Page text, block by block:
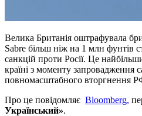
Велика Британія оштрафувала
Sabre більш ніж на 1 млн фунтів
санкцій проти Росії. Це
країні з моменту запровадження
повномасштабного вторгнення
Про це повідомляє Bloomberg,
Український».